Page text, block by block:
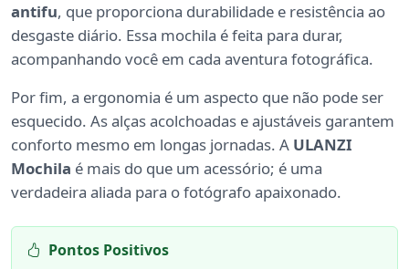
antifu, que proporciona durabilidade e resistência ao
desgaste diário. Essa mochila é feita para durar,
acompanhando você em cada aventura fotográfica.
Por fim, a ergonomia é um aspecto que não pode ser
esquecido. As alças acolchoadas e ajustáveis garantem
conforto mesmo em longas jornadas. A ULANZI
Mochila é mais do que um acessório; é uma
verdadeira aliada para o fotógrafo apaixonado.
Pontos Positivos